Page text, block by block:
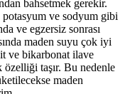
bahsetmek gerekir.
ve sodyum gibi
ve egzersiz sonrası
maden suyu çok iyi
ve bikarbonat ilave
özelliği taşır. Bu nedenle
maden